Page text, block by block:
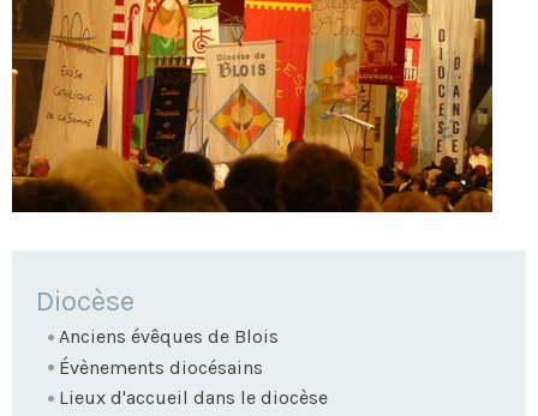
NAVIGATION
Diocèse
Anciens évêques de Blois
Évènements diocésains
Lieux d'accueil dans le diocèse